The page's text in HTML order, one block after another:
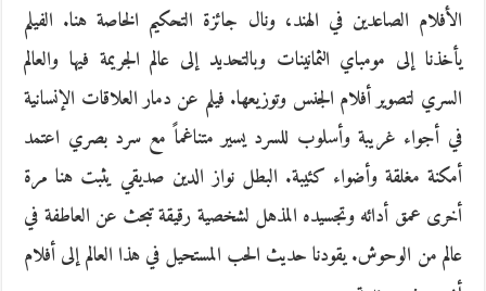
الأفلام الصاعدين في الهند، ونال جائزة التحكيم الخاصة هنا. الفيلم
يأخذنا إلى مومباي الثمانينات وبالتحديد إلى عالم الجريمة فيها والعالم
السري لتصوير أفلام الجنس وتوزيعها. فيلم عن دمار العلاقات الإنسانية
في أجواء غريبة وأسلوب للسرد يسير متناغماً مع سرد بصري اعتمد
أمكنة مغلقة وأضواء كئيبة. البطل نواز الدين صديقي يثبت هنا مرة
أخرى عمق أدائه وتجسيده المذهل لشخصية رقيقة تبحث عن العاطفة في
عالم من الوحوش. يقودنا حديث الحب المستحيل في هذا العالم إلى أفلام